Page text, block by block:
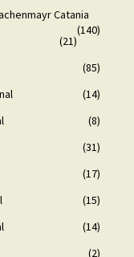
Catania
(140)
(21)
(85)
(14)
(8)
(31)
(17)
(15)
(14)
(2)